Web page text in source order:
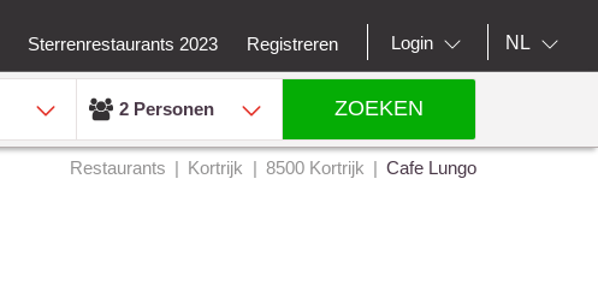
Sterrenrestaurants 2023 Registreren Login NL
2 Personen ZOEKEN
Restaurants Kortrijk 8500 Kortrijk Cafe Lungo